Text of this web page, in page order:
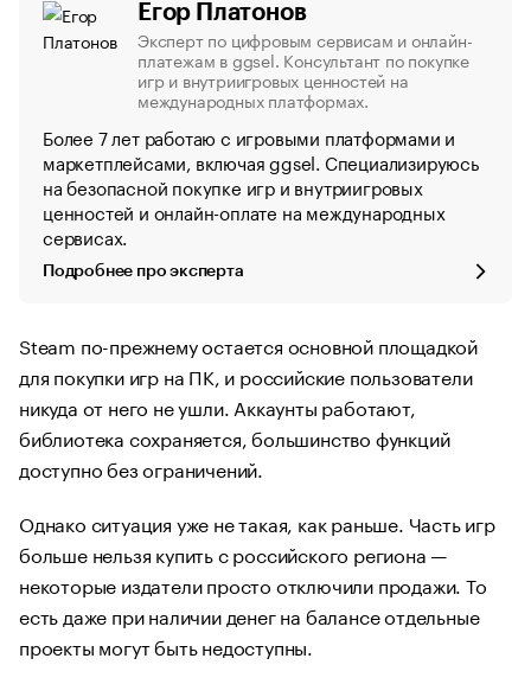
Егор Платонов
Эксперт по цифровым сервисам и онлайн-
платежам в ggsel. Консультант по покупке
игр и внутриигровых ценностей на
международных платформах.
Более 7 лет работаю с игровыми платформами и
маркетплейсами, включая ggsel. Специализируюсь
на безопасной покупке игр и внутриигровых
ценностей и онлайн-оплате на международных
сервисах.
Подробнее про эксперта
Steam по-прежнему остается основной площадкой
для покупки игр на ПК, и российские пользователи
никуда от него не ушли. Аккаунты работают,
библиотека сохраняется, большинство функций
доступно без ограничений.
Однако ситуация уже не такая, как раньше. Часть игр
больше нельзя купить с российского региона —
некоторые издатели просто отключили продажи. То
есть даже при наличии денег на балансе отдельные
проекты могут быть недоступны.